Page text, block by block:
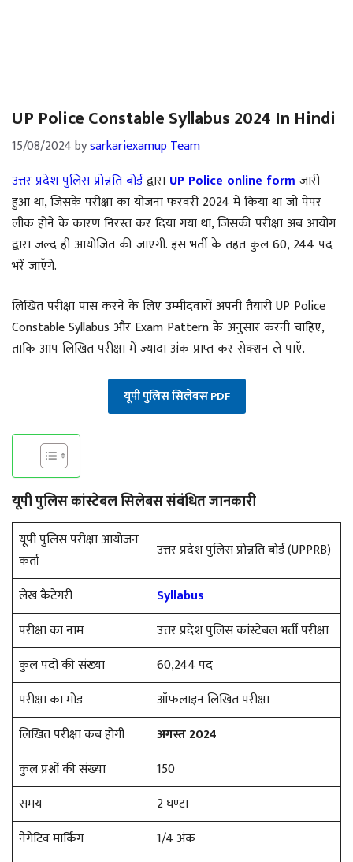
UP Police Constable Syllabus 2024 In Hindi
15/08/2024bysarkariexamup Team
उत्तर प्रदेश पुलिस प्रोन्नति बोर्डद्वारा UP Police online form जारी
हुआ था, जिसके परीक्षा का योजना फरवरी 2024 में किया था जो पेपर
लीक होने के कारण निरस्त कर दिया गया था, जिसकी परीक्षा अब आयोग
द्वारा जल्द ही आयोजित की जाएगी. इस भर्ती के तहत कुल 60, 244 पद
भरें जाएँगे.
लिखित परीक्षा पास करने के लिए उम्मीदवारों अपनी तैयारी UP Police
Constable Syllabus और Exam Pattern के अनुसार करनी चाहिए,
ताकि आप लिखित परीक्षा में ज़्यादा अंक प्राप्त कर सेक्शन ले पाएँ.
यूपी पुलिस सिलेबस PDF
यूपी पुलिस कांस्टेबल सिलेबस संबंधित जानकारी
यूपी पुलिस परीक्षा आयोजन
कर्ता
उत्तर प्रदेश पुलिस प्रोन्नति बोर्ड (UPPRB)
लेख कैटेगरी
Syllabus
परीक्षा का नाम
उत्तर प्रदेश पुलिस कांस्टेबल भर्ती परीक्षा
कुल पदों की संख्या
60,244 पद
परीक्षा का मोड
ऑफलाइन लिखित परीक्षा
लिखित परीक्षा कब होगी
अगस्त 2024
कुल प्रश्नों की संख्या
150
समय
2 घण्टा
नेगेटिव मार्किंग
1/4 अंक